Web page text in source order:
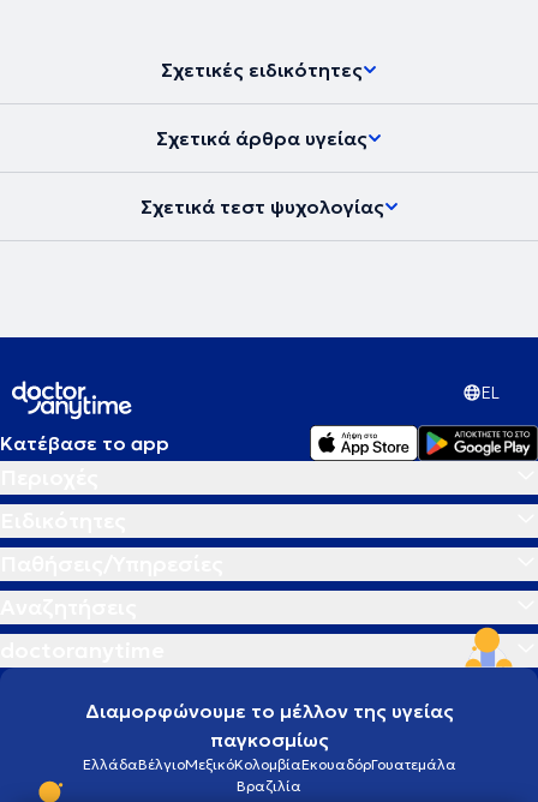
Σχετικές ειδικότητες
Σχετικά άρθρα υγείας
Σχετικά τεστ ψυχολογίας
EL
Κατέβασε το app
Διαμορφώνουμε το μέλλον της υγείας
παγκοσμίως
ΕλλάδαΒέλγιοΜεξικόΚολομβίαΕκουαδόρΓουατεμάλα
Βραζιλία